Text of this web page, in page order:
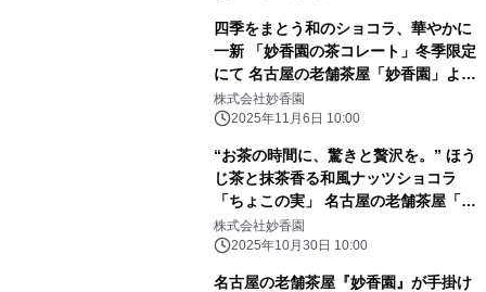
四季をまとう和のショコラ、華やかに
一新 「妙香園の茶コレート」冬季限定
にて 名古屋の老舗茶屋「妙香園」より
11/10新発売
株式会社妙香園
2025年11月6日 10:00
“お茶の時間に、驚きと贅沢を。” ほう
じ茶と抹茶香る和風ナッツショコラ
「ちょこの実」 名古屋の老舗茶屋「妙
香園」より11/1新発売
株式会社妙香園
2025年10月30日 10:00
名古屋の老舗茶屋『妙香園』が手掛け